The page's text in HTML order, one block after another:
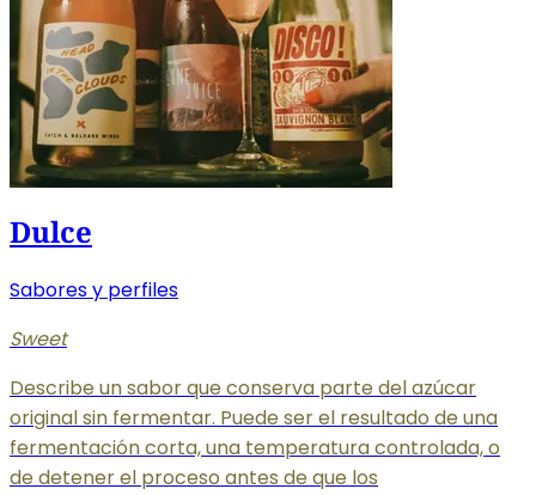
Dulce
Sabores y perfiles
Sweet
Describe un sabor que conserva parte del azúcar
original sin fermentar. Puede ser el resultado de una
fermentación corta, una temperatura controlada, o
de detener el proceso antes de que los